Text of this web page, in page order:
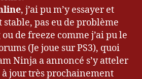
, j’ai pu m’y essayer et
stable, pas eu de problème
de freeze comme j’ai pu le
(Je joue sur PS3), quoi
Ninja a annoncé s’y atteler
jour très prochainement